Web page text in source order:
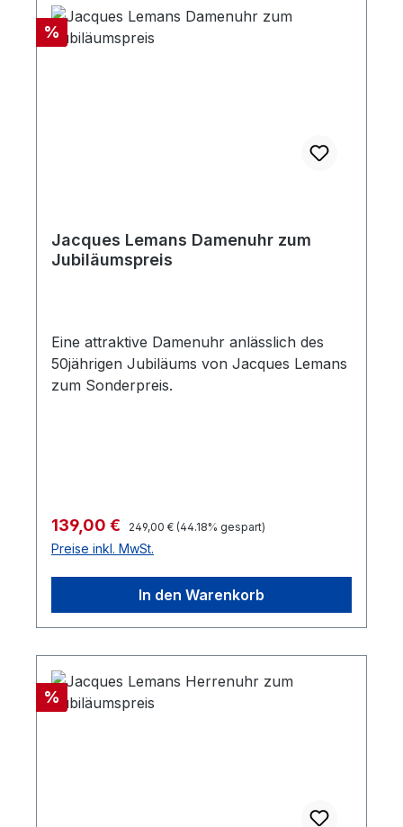
Rabatt
%
Jacques Lemans Damenuhr zum
Jubiläumspreis
Eine attraktive Damenuhr anlässlich des
50jährigen Jubiläums von Jacques Lemans
zum Sonderpreis.
Verkaufspreis:
139,00 € Regulärer Preis:
249,00 € (44.18% gespart)
Preise inkl. MwSt.
In den Warenkorb
Rabatt
%